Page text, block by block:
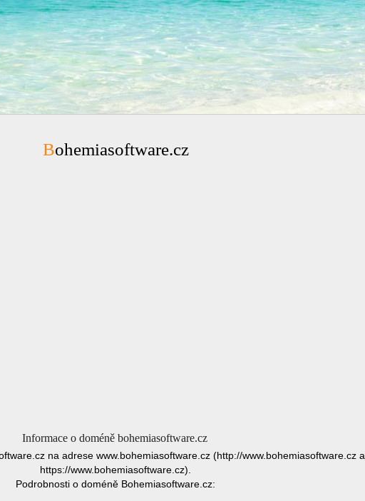
Bohemiasoftware.cz
Informace o doméně bohemiasoftware.cz
na adrese www.bohemiasoftware.cz (http://www.bohemiasoftware.cz a
https://www.bohemiasoftware.cz).
Podrobnosti o doméně Bohemiasoftware.cz: